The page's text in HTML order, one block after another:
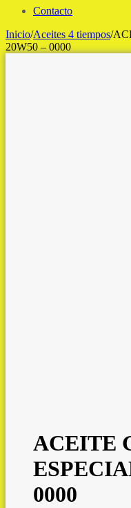
Contacto
Inicio/Aceites 4 tiempos/
20W50 – 0000
ACEITE
0000